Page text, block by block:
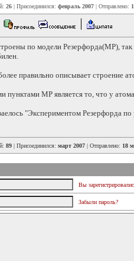
26 | Присоединился: февраль 2007 | Отправлено:
по модели Резерфорда(МР), так
правильно описывает строение
пунктами МР является то, что у
"Экспериментом Резерфорда по
89 | Присоединился: март 2007 | Отправлено: 18
Вы
Забыли пароль?